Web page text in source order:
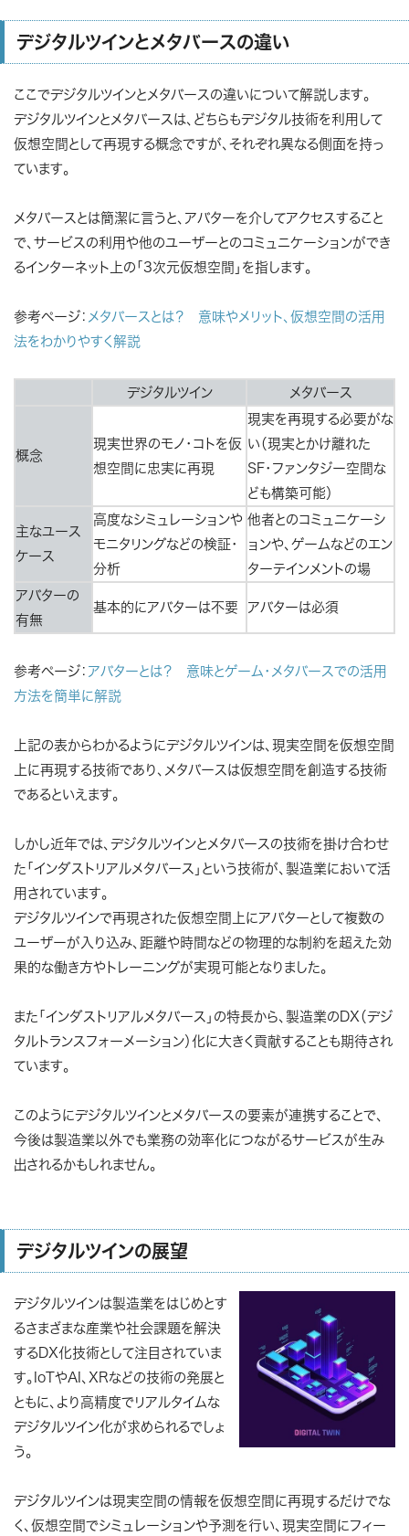
デジタルツインとメタバースの違い
ここでデジタルツインとメタバースの違いについて解説します。
デジタルツインとメタバースは、どちらもデジタル技術を利用して
仮想空間として再現する概念ですが、それぞれ異なる側面を持っ
ています。
メタバースとは簡潔に言うと、アバターを介してアクセスすること
で、サービスの利用や他のユーザーとのコミュニケーションができ
るインターネット上の「3次元仮想空間」を指します。
参考ページ： メタバースとは？ 意味やメリット、仮想空間の活用
法をわかりやすく解説
デジタルツイン メタバース
概念
現実世界のモノ・コトを仮
想空間に忠実に再現
現実を再現する必要がな
い（現実とかけ離れた
SF・ファンタジー空間な
ども構築可能）
主なユース
ケース
高度なシミュレーションや
モニタリングなどの検証・
分析
他者とのコミュニケーシ
ョンや、ゲームなどのエン
ターテインメントの場
アバターの
有無
基本的にアバターは不要 アバターは必須
参考ページ： アバターとは？ 意味とゲーム・メタバースでの活用
方法を簡単に解説
上記の表からわかるようにデジタルツインは、現実空間を仮想空間
上に再現する技術であり、メタバースは仮想空間を創造する技術
であるといえます。
しかし近年では、デジタルツインとメタバースの技術を掛け合わせ
た「インダストリアルメタバース」という技術が、製造業において活
用されています。
デジタルツインで再現された仮想空間上にアバターとして複数の
ユーザーが入り込み、距離や時間などの物理的な制約を超えた効
果的な働き方やトレーニングが実現可能となりました。
また「インダストリアルメタバース」の特長から、製造業のDX（デジ
タルトランスフォーメーション）化に大きく貢献することも期待され
ています。
このようにデジタルツインとメタバースの要素が連携することで、
今後は製造業以外でも業務の効率化につながるサービスが生み
出されるかもしれません。
デジタルツインの展望
デジタルツインは製造業をはじめとす
るさまざまな産業や社会課題を解決
するDX化技術として注目されていま
す。IoTやAI、XRなどの技術の発展と
ともに、より高精度でリアルタイムな
デジタルツイン化が求められるでしょ
う。
デジタルツインは現実空間の情報を仮想空間に再現するだけでな
く、仮想空間でシミュレーションや予測を行い、現実空間にフィー